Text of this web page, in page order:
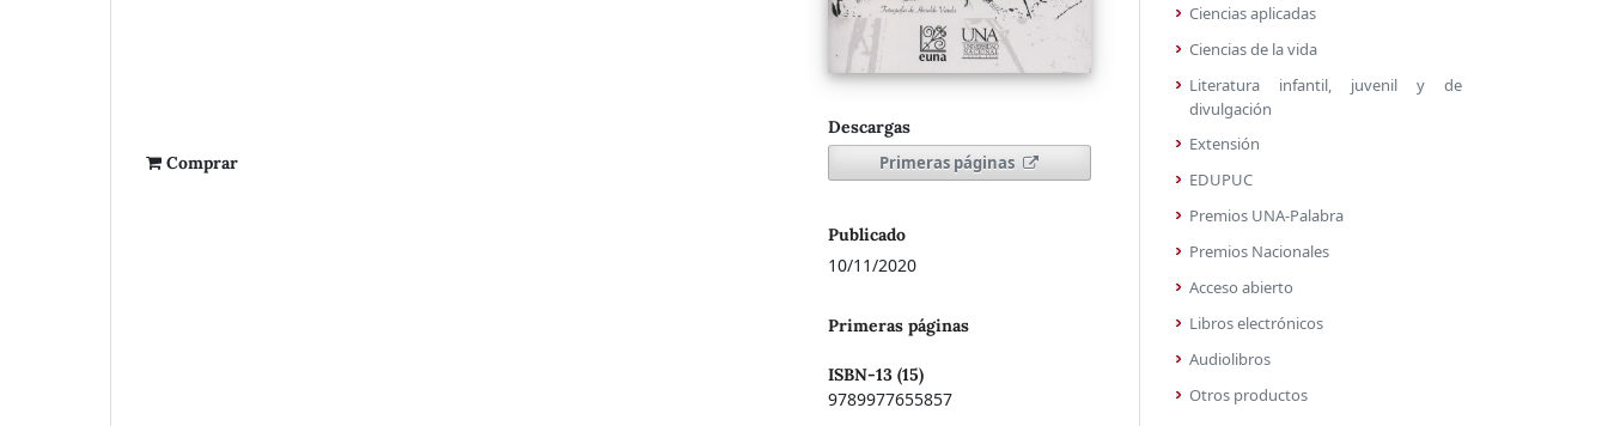
Comprar
Descargas
Primeras páginas
Publicado
10/11/2020
Primeras páginas
ISBN-13 (15)
9789977655857
Ciencias aplicadas
Ciencias de la vida
Literatura infantil, juvenil y de
divulgación
Extensión
EDUPUC
Premios UNA-Palabra
Premios Nacionales
Acceso abierto
Libros electrónicos
Audiolibros
Otros productos